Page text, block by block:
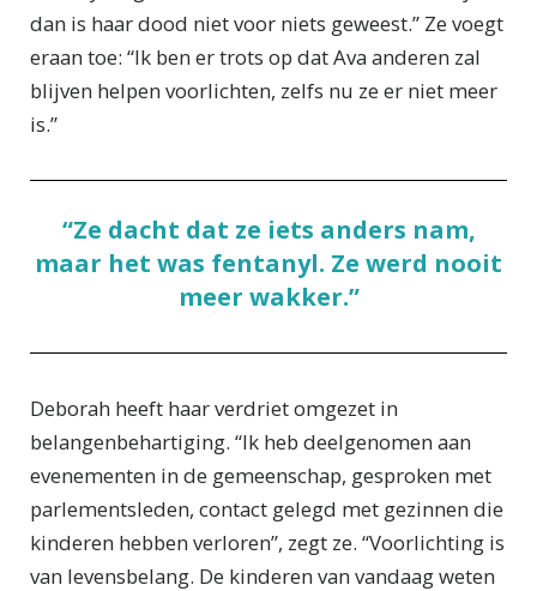
dan is haar dood niet voor niets geweest.” Ze voegt
eraan toe: “Ik ben er trots op dat Ava anderen zal
blijven helpen voorlichten, zelfs nu ze er niet meer
is.”
“Ze dacht dat ze iets anders nam,
maar het was fentanyl. Ze werd nooit
meer wakker.”
Deborah heeft haar verdriet omgezet in
belangenbehartiging. “Ik heb deelgenomen aan
evenementen in de gemeenschap, gesproken met
parlementsleden, contact gelegd met gezinnen die
kinderen hebben verloren”, zegt ze. “Voorlichting is
van levensbelang. De kinderen van vandaag weten